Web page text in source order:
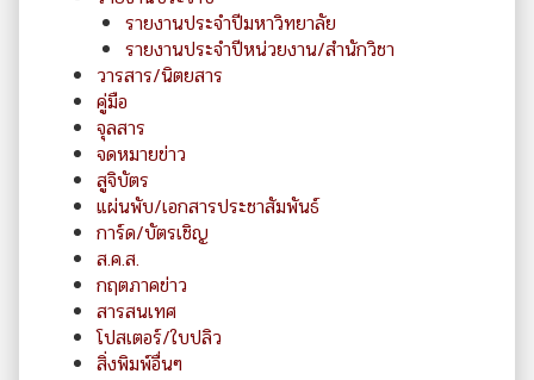
รายงานประจำปีมหาวิทยาลัย
รายงานประจำปีหน่วยงาน/สำนักวิชา
วารสาร/นิตยสาร
คู่มือ
จุลสาร
จดหมายข่าว
สูจิบัตร
แผ่นพับ/เอกสารประชาสัมพันธ์
การ์ด/บัตรเชิญ
ส.ค.ส.
กฤตภาคข่าว
สารสนเทศ
โปสเตอร์/ใบปลิว
สิ่งพิมพ์อื่นๆ